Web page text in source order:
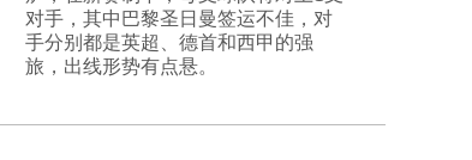
对手，其中巴黎圣日曼签运不佳，对
手分别都是英超、德首和西甲的强
旅，出线形势有点悬。